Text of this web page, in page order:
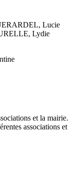
Lucie
Lydie
et la mairie.
associations et